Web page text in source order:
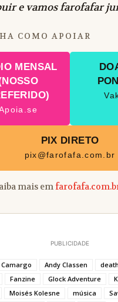
e vamos farofafar
COMO APOIAR
MENSAL
PIX DIRETO
pix@farofafa.com.br
mais em
PUBLICIDADE
Camargo Andy Classen
Fanzine Glock Adventure
Moisés Kolesne música